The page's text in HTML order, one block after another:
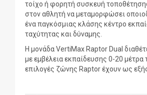
τοίχο ή φορητή συσκευή
στον αθλητή να μεταμορφώσει
ένα παγκόσμιας κλάσης κέντρο
ταχύτητας και δύναμης.
Η μονάδα VertiMax Raptor Dual
με εμβέλεια εκπαίδευσης 0-20 μέτρα
επιλογές ζώνης Raptor έχουν ως